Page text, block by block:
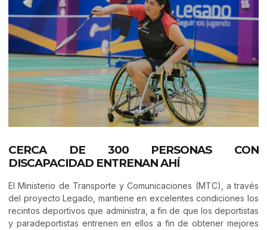
CERCA DE 300 PERSONAS CON
DISCAPACIDAD ENTRENAN AHÍ
El Ministerio de Transporte y Comunicaciones (MTC), a través
del proyecto Legado, mantiene en excelentes condiciones los
recintos deportivos que administra, a fin de que los deportistas
y paradeportistas entrenen en ellos a fin de obtener mejores